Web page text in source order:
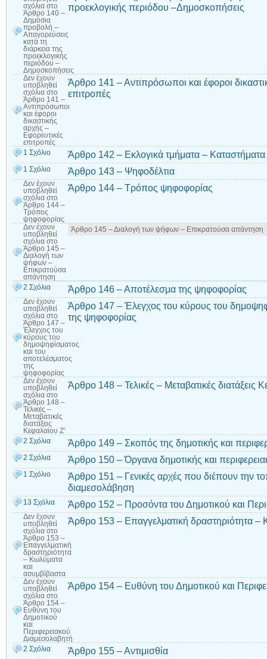
σχόλια στο
Άρθρο 140 –
Δημόσια
προβολή –
Απαγορεύσεις
κατά τη
διάρκεια της
προεκλογικής
περιόδου –
Δημοσκοπήσεις
προεκλογικής περιόδου –Δημοσκοπήσεις
Δεν έχουν
υποβληθεί
σχόλια στο
Άρθρο 141 –
Αντιπρόσωποι
και έφοροι
δικαστικής
αρχής –
Εφορευτικές
επιτροπές
Άρθρο 141 – Αντιπρόσωποι και έφοροι
επιτροπές
1 Σχόλιο Άρθρο 142 – Εκλογικά τμήματα –
1 Σχόλιο Άρθρο 143 – Ψηφοδέλτια
Δεν έχουν
υποβληθεί
σχόλια στο
Άρθρο 144 –
Τρόπος
ψηφοφορίας
Άρθρο 144 – Τρόπος ψηφοφορίας
Δεν έχουν
υποβληθεί
σχόλια στο
Άρθρο 145 –
Διαλογή των
ψήφων –
Επικρατούσα
απάντηση
Άρθρο 145 – Διαλογή των ψήφων – Επικρατούσα απάντηση
2 Σχόλια Άρθρο 146 – Αποτέλεσμα της ψηφοφορίας
Δεν έχουν
υποβληθεί
σχόλια στο
Άρθρο 147 –
Έλεγχος του
κύρους του
δημοψηφίσματος
και του
αποτελέσματος
της
ψηφοφορίας
Άρθρο 147 – Έλεγχος του κύρους του
της ψηφοφορίας
Δεν έχουν
υποβληθεί
σχόλια στο
Άρθρο 148 –
Τελικές –
Μεταβατικές
διατάξεις
Κεφαλαίου Ζ’
Άρθρο 148 – Τελικές – Μεταβατικές διατάξεις
2 Σχόλια Άρθρο 149 – Σκοπός της δημοτικής και
2 Σχόλια Άρθρο 150 – Όργανα δημοτικής και
1 Σχόλιο
Άρθρο 151 – Γενικές αρχές που διέπουν την
διαμεσολάβηση
13 Σχόλια Άρθρο 152 – Προσόντα του Δημοτικού και
Δεν έχουν
υποβληθεί
σχόλια στο
Άρθρο 153 –
Επαγγελματική
δραστηριότητα
– Κωλύματα
και
ασυμβίβαστα
Άρθρο 153 – Επαγγελματική δραστηριότητα –
Δεν έχουν
υποβληθεί
σχόλια στο
Άρθρο 154 –
Ευθύνη του
Δημοτικού
και
Περιφερειακού
Διαμεσολαβητή
Άρθρο 154 – Ευθύνη του Δημοτικού και
2 Σχόλια Άρθρο 155 – Αντιμισθία